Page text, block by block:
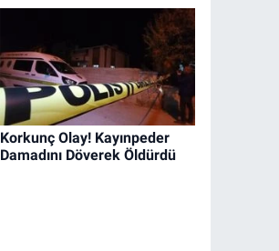
Korkunç Olay! Kayınpeder
Damadını Döverek Öldürdü